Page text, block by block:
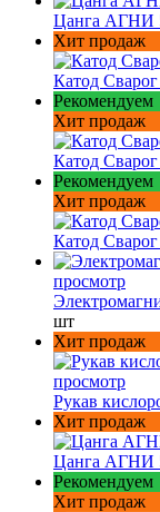
Цанга АГНИ
Хит продаж
Катод
Рекомендуем
Хит продаж
Катод
Рекомендуем
Хит продаж
Катод
просмотр
шт
Хит продаж
просмотр
Рукав
Хит продаж
Цанга АГНИ
Рекомендуем
Хит продаж